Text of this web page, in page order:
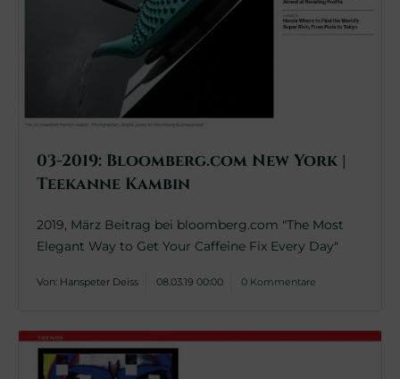
03-2019: Bloomberg.com New York |
Teekanne Kambin
2019, März Beitrag bei bloomberg.com "The Most
Elegant Way to Get Your Caffeine Fix Every Day"
Von: Hanspeter Deiss 08.03.19 00:00 0 Kommentare